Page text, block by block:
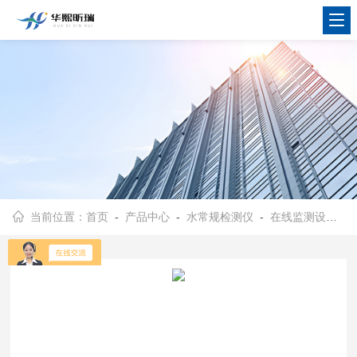
当前位置：首页 - 产品中心 - 水常规检测仪 -在线监测设备